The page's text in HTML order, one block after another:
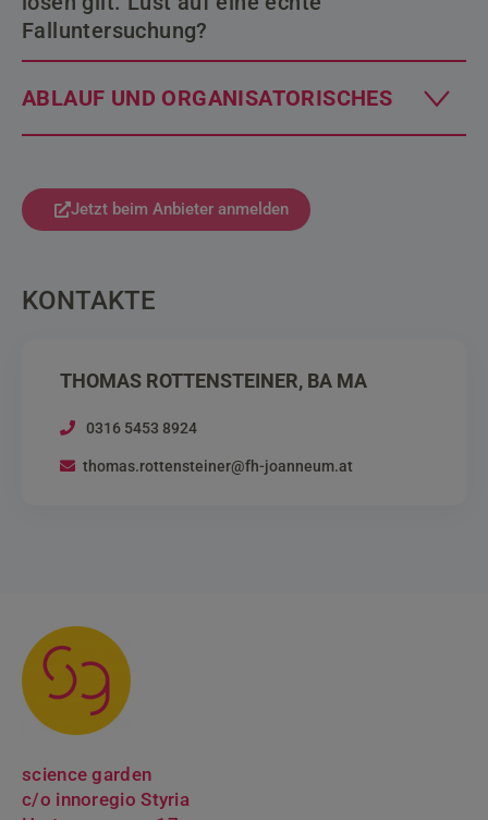
Falluntersuchung?
ABLAUF UND ORGANISATORISCHES
Jetzt beim Anbieter anmelden
KONTAKTE
THOMAS ROTTENSTEINER, BA MA
0316 5453 8924
thomas.rottensteiner@fh-joanneum.at
science garden
c/o innoregio Styria